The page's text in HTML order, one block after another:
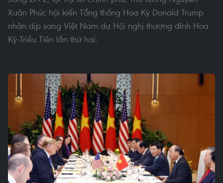
Xuân Phúc hội kiến Tổng thống Hoa Kỳ Donald Trump
nhân dịp sang Việt Nam dự Hội nghị thượng đỉnh Hoa
Kỳ-Triều Tiên lần thứ hai.